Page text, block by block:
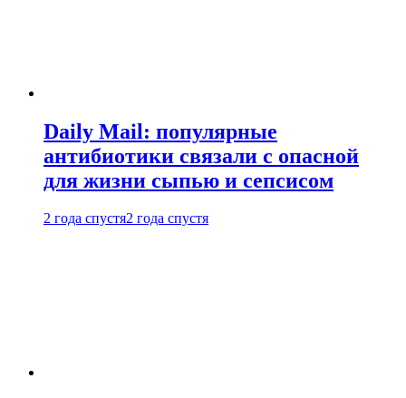
Daily Mail: популярные
антибиотики связали с опасной
для жизни сыпью и сепсисом
2 года спустя2 года спустя